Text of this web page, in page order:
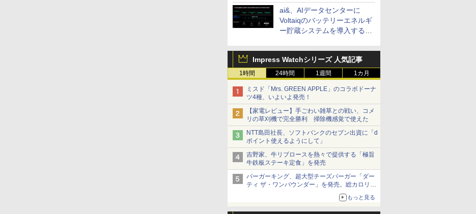
ai&、AIデータセンターに
Voltaiqのバッテリーエネルギ
ー貯蔵システムを導入する計
Impress Watchシリーズ 人気記事
1時間 24時間 1週間 1カ月
ミスド「Mrs. GREEN APPLE」のコラボドーナ
ツ4種、いよいよ発売！
【家電レビュー】手ごわい雑草との戦い、コメ
リの草刈機で完全勝利 掃除機感覚で使えた
NTT島田社長、ソフトバンクのセブン出資に「d
ポイント使えるようにして」
吉野家、牛リブロースを熱々で提供する「極旨
牛鉄板ステーキ定食」を発売
バーガーキング、超大型チーズバーガー「ダー
ティ ザ・ワンパウンダー」を発売。総カロリー
もっと見る